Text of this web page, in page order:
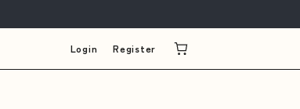
Login Register